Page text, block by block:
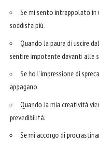
Se mi sento intrappolato in
soddisfa più.
Quando la paura di uscire
sentire impotente davanti alle
Se ho l’impressione di
appagano.
Quando la mia creatività
prevedibilità.
Se mi accorgo di